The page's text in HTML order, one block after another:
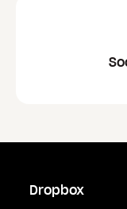
Dropbox